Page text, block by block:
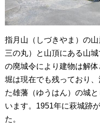
指月山（しづきやま）の
三の丸）と山頂にある山
の廃城令により建物は解
堀は現在でも残っており
た雄藩（ゆうはん）の城
います。1951年に萩城跡
た。